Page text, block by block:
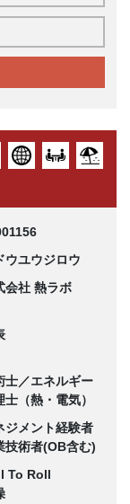
ウユウジロウ
会社 熱ラボ
士／エネルギー
士（熱・電気）
ジメント経験者
技術者(OB含む)
To Roll